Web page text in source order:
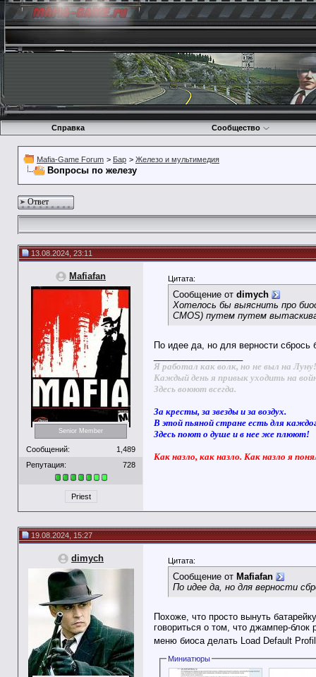
Справка Сообщество
Mafia-Game Forum > Бар > Железо и мультимедия
Вопросы по железу
Ответ
13.08.2024, 23:11
Mafiafan
Senior Member
Сообщений:
1,489
Репутация:
728
Priest
Цитата:
Сообщение от dimych
Хотелось бы выяснить про
CMOS) путем путем
По идее да, но для верности сбрось
Я работал как волк, но не выл на Луну!
Каждый день я привык уходить на
Здесь воюют всегда.
За кресты, за звезды и за воздух.
В этой пьяной стране есть для
Здесь поют о душе и в нее же плюют!
Как назло, как назло. Как назло я
19.08.2024, 15:27
dimych Цитата:
Сообщение от Mafiafan
По идее да, но для верности
Похоже, что просто вынуть
говориться о том, что джампер-
меню биоса делать Load Default
Миниатюры